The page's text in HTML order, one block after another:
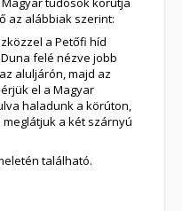
az alábbiak szerint:
a Petőfi híd
felé nézve jobb
aluljárón, majd az
el a Magyar
haladunk a körúton,
meglátjuk a két szárnyú
található.